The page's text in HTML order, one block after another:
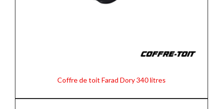
Coffre de toit Farad Dory 340 litres